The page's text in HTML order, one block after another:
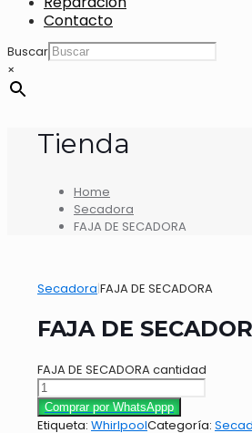
Contacto
Buscar
×
Tienda
Home
Secadora
FAJA DE SECADORA
Secadora|FAJA DE SECADORA
FAJA DE
FAJA DE SECADORA cantidad
Comprar por WhatsAppp
Etiqueta: WhirlpoolCategoría: